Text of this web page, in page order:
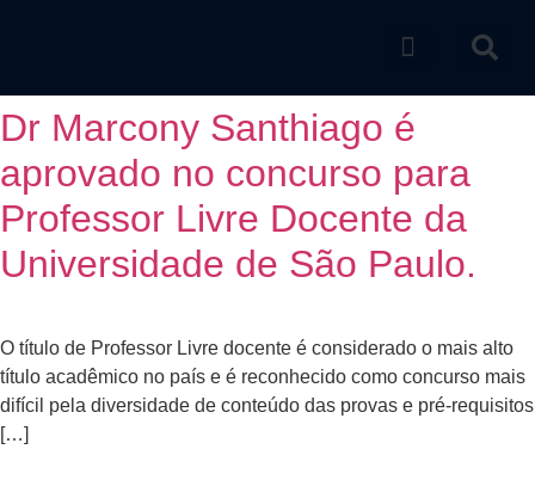
Dr Marcony Santhiago é
aprovado no concurso para
Professor Livre Docente da
Universidade de São Paulo.
O título de Professor Livre docente é considerado o mais alto
título acadêmico no país e é reconhecido como concurso mais
difícil pela diversidade de conteúdo das provas e pré-requisitos
[…]